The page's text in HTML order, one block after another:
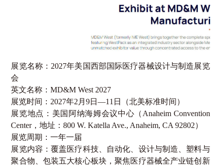
展览名称： 2027年美国西部国际医疗器械设计与制造展览
会
英文名称：MD&M West 2027
展览时间： 2027年2 月9日—11 日（北美标准时间）
展览地点：美国阿纳海姆会议中心（ Anaheim Convention
Center，地址：800 W. Katella Ave., Anaheim, CA 92802）
展览周期：一年一届
展览内容：覆盖医疗科技、自动化、设计与制造、塑料与
聚合物、包装五大核心板块，聚焦医疗器械全产业链创新